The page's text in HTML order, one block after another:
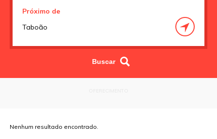
Próximo de
Nenhum resultado encontrado.